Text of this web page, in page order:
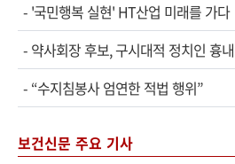
- '국민행복 실현' HT산업 미래를 가다
- 약사회장 후보, 구시대적 정치인 흉
- “수지침봉사 엄연한 적법 행위”
보건신문 주요 기사